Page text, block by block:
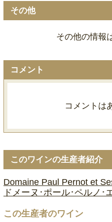
その他
その他の情報
コメント
コメントは
このワインの生産者紹介
Domaine Paul Pernot et
ドメーヌ･ポール･ペルノ･
この生産者のワイン